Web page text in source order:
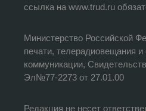
ссылка на www.trud.ru
Министерство Российской
печати, телерадиовещания
коммуникации,
Эл№77-2273 от 27.01.00
Редакция не несет